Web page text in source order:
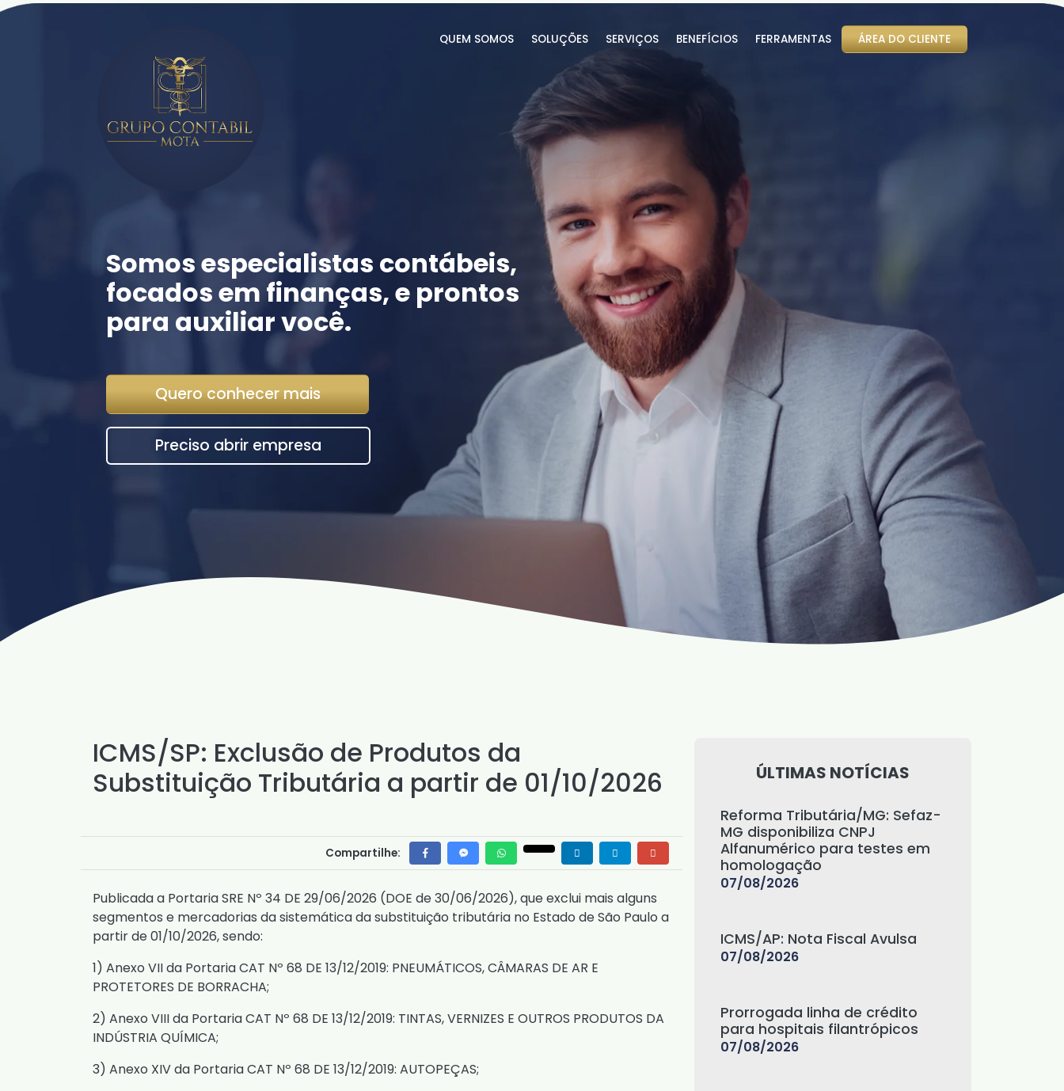
QUEM SOMOS SOLUÇÕES SERVIÇOS BENEFÍCIOS FERRAMENTAS ÁREA DO CLIENTE
Somos especialistas contábeis,
focados em finanças, e prontos
para auxiliar você.
Quero conhecer mais
Preciso abrir empresa
ICMS/SP: Exclusão de Produtos da
Substituição Tributária a partir de 01/10/2026
Compartilhe:
Publicada a Portaria SRE Nº 34 DE 29/06/2026 (DOE de 30/06/2026), que exclui mais alguns
segmentos e mercadorias da sistemática da substituição tributária no Estado de São Paulo a
partir de 01/10/2026, sendo:
1) Anexo VII da Portaria CAT Nº 68 DE 13/12/2019: PNEUMÁTICOS, CÂMARAS DE AR E
PROTETORES DE BORRACHA;
2) Anexo VIII da Portaria CAT Nº 68 DE 13/12/2019: TINTAS, VERNIZES E OUTROS PRODUTOS DA
INDÚSTRIA QUÍMICA;
3) Anexo XIV da Portaria CAT Nº 68 DE 13/12/2019: AUTOPEÇAS;
ÚLTIMAS NOTÍCIAS
Reforma Tributária/MG: Sefaz-
MG disponibiliza CNPJ
Alfanumérico para testes em
homologação
07/08/2026
ICMS/AP: Nota Fiscal Avulsa
07/08/2026
Prorrogada linha de crédito
para hospitais filantrópicos
07/08/2026